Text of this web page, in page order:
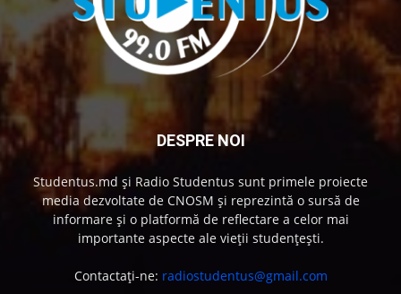
DESPRE NOI
Studentus.md și Radio Studentus sunt primele proiecte
media dezvoltate de CNOSM și reprezintă o sursă de
informare și o platformă de reflectare a celor mai
importante aspecte ale vieții studențești.
Contactați-ne: radiostudentus@gmail.com